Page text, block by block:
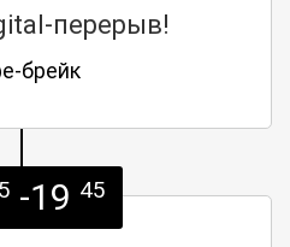
перерыв!
брейк
-19 45